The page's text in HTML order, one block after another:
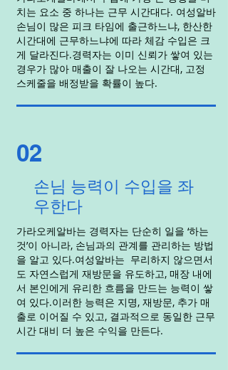
치는 요소 중 하나는 근무 시간대다. 여성알바
손님이 많은 피크 타임에 출근하느냐, 한산한
시간대에 근무하느냐에 따라 체감 수입은 크
게 달라진다.경력자는 이미 신뢰가 쌓여 있는
경우가 많아 매출이 잘 나오는 시간대, 고정
스케줄을 배정받을 확률이 높다.
02
손님 능력이 수입을 좌
우한다
가라오케알바는 경력자는 단순히 일을 ‘하는
것’이 아니라, 손님과의 관계를 관리하는 방법
을 알고 있다.여성알바는 무리하지 않으면서
도 자연스럽게 재방문을 유도하고, 매장 내에
서 본인에게 유리한 흐름을 만드는 능력이 쌓
여 있다.이러한 능력은 지명, 재방문, 추가 매
출로 이어질 수 있고, 결과적으로 동일한 근무
시간 대비 더 높은 수익을 만든다.